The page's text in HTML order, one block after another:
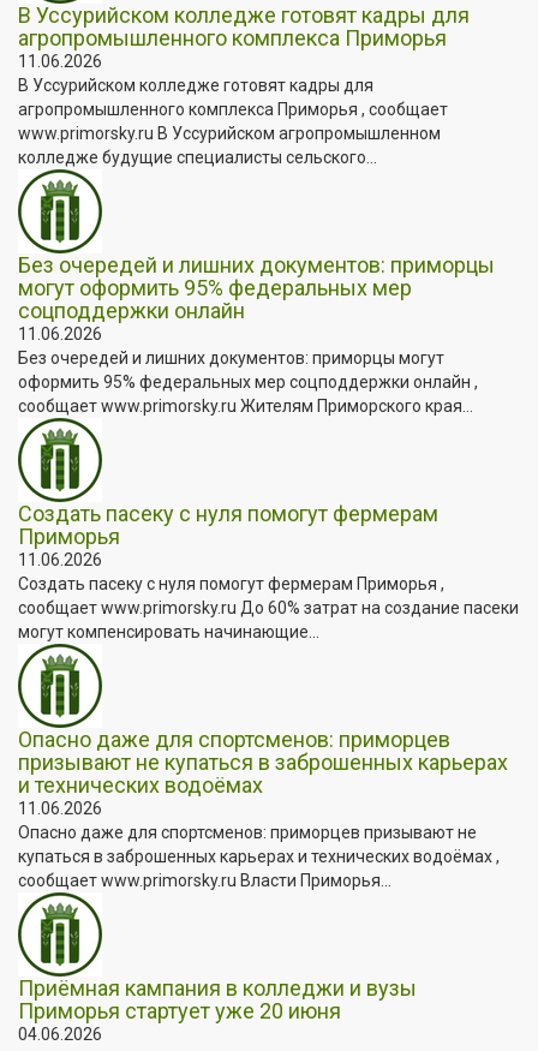
В Уссурийском колледже готовят кадры для
агропромышленного комплекса Приморья
11.06.2026
В Уссурийском колледже готовят кадры для
агропромышленного комплекса Приморья , сообщает
www.primorsky.ru В Уссурийском агропромышленном
колледже будущие специалисты сельского...
Без очередей и лишних документов: приморцы
могут оформить 95% федеральных мер
соцподдержки онлайн
11.06.2026
Без очередей и лишних документов: приморцы могут
оформить 95% федеральных мер соцподдержки онлайн ,
сообщает www.primorsky.ru Жителям Приморского края...
Создать пасеку с нуля помогут фермерам
Приморья
11.06.2026
Создать пасеку с нуля помогут фермерам Приморья ,
сообщает www.primorsky.ru До 60% затрат на создание пасеки
могут компенсировать начинающие...
Опасно даже для спортсменов: приморцев
призывают не купаться в заброшенных карьерах
и технических водоёмах
11.06.2026
Опасно даже для спортсменов: приморцев призывают не
купаться в заброшенных карьерах и технических водоёмах ,
сообщает www.primorsky.ru Власти Приморья...
Приёмная кампания в колледжи и вузы
Приморья стартует уже 20 июня
04.06.2026